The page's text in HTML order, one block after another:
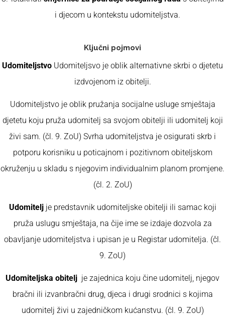
i djecom u kontekstu udomiteljstva.
Ključni pojmovi
Udomiteljstvo Udomiteljsvo je oblik alternativne skrbi o djetetu
izdvojenom iz obitelji.
Udomiteljstvo je oblik pružanja socijalne usluge smještaja
djetetu koju pruža udomitelj sa svojom obitelji ili udomitelj koji
živi sam. (čl. 9. ZoU) Svrha udomiteljstva je osigurati skrb i
potporu korisniku u poticajnom i pozitivnom obiteljskom
okruženju u skladu s njegovim individualnim planom promjene.
(čl. 2. ZoU)
Udomitelj je predstavnik udomiteljske obitelji ili samac koji
pruža uslugu smještaja, na čije ime se izdaje dozvola za
obavljanje udomiteljstva i upisan je u Registar udomitelja. (čl.
9. ZoU)
Udomiteljska obitelj je zajednica koju čine udomitelj, njegov
bračni ili izvanbračni drug, djeca i drugi srodnici s kojima
udomitelj živi u zajedničkom kućanstvu. (čl. 9. ZoU)